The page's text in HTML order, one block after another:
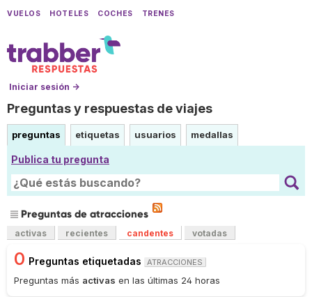
VUELOS HOTELES COCHES TRENES
Iniciar sesión →
Preguntas y respuestas de viajes
preguntas etiquetas usuarios medallas
Publica tu pregunta
Preguntas de atracciones
activas recientes candentes votadas
0 Preguntas etiquetadas ATRACCIONES
Preguntas más activas en las últimas 24 horas